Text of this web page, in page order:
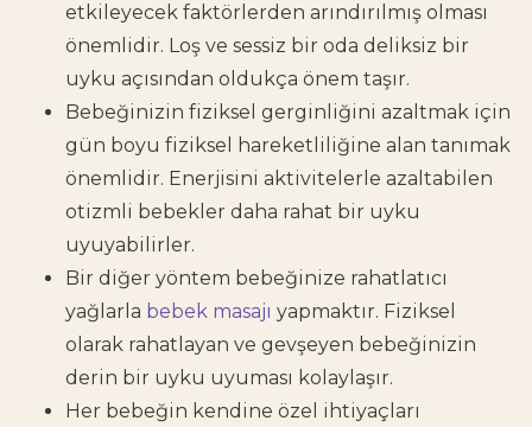
etkileyecek faktörlerden arındırılmış olması
önemlidir. Loş ve sessiz bir oda deliksiz bir
uyku açısından oldukça önem taşır.
Bebeğinizin fiziksel gerginliğini azaltmak için
gün boyu fiziksel hareketliliğine alan tanımak
önemlidir. Enerjisini aktivitelerle azaltabilen
otizmli bebekler daha rahat bir uyku
uyuyabilirler.
Bir diğer yöntem bebeğinize rahatlatıcı
yağlarla bebek masajı yapmaktır. Fiziksel
olarak rahatlayan ve gevşeyen bebeğinizin
derin bir uyku uyuması kolaylaşır.
Her bebeğin kendine özel ihtiyaçları